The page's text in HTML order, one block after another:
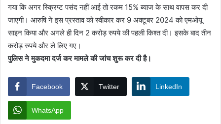
गया कि अगर स्क्रिप्ट पसंद नहीं आई तो रकम 15% ब्याज के साथ वापस कर दी
जाएगी। आरुषि ने इस प्रस्ताव को स्वीकार कर 9 अक्टूबर 2024 को एमओयू
साइन किया और अगले ही दिन 2 करोड़ रुपये की पहली किश्त दी। इसके बाद तीन
करोड़ रुपये और ले लिए गए।
पुलिस ने मुकदमा दर्ज कर मामले की जांच शुरू कर दी है।
Facebook Twitter LinkedIn
WhatsApp